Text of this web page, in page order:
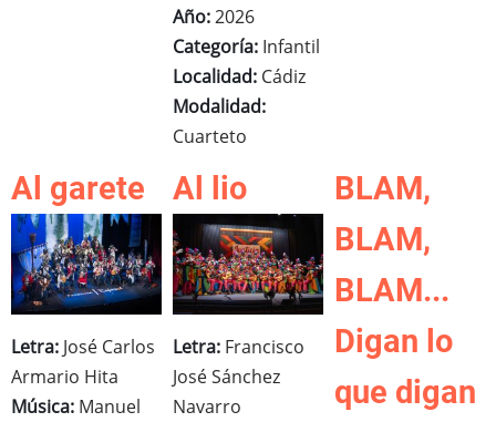
Año:2026
Categoría: Infantil
Localidad: Cádiz
Modalidad:
Cuarteto
Al garete
Letra: José Carlos
Armario Hita
Música: Manuel
Al lio
Letra: Francisco
José Sánchez
Navarro
BLAM,
BLAM,
BLAM...
Digan lo
que digan